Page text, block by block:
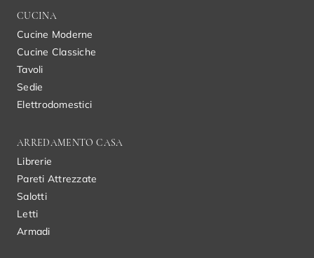
CUCINA
Cucine Moderne
Cucine Classiche
Tavoli
Sedie
Elettrodomestici
ARREDAMENTO CASA
Librerie
Pareti Attrezzate
Salotti
Letti
Armadi